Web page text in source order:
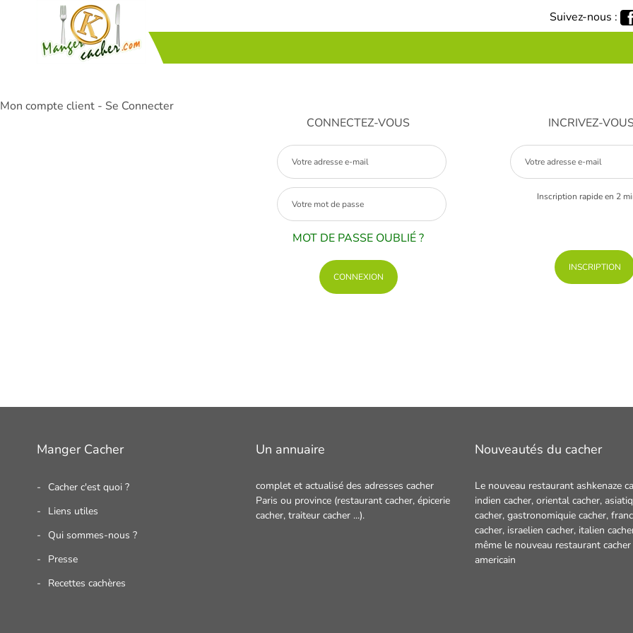
Suivez-nous :
Mon compte client - Se Connecter
CONNECTEZ-VOUS
MOT DE PASSE OUBLIÉ ?
INCRIVEZ-VOUS
Inscription rapide en 2
Manger Cacher
Cacher c'est quoi ?
Liens utiles
Qui sommes-nous ?
Presse
Recettes cachères
Un annuaire
complet et actualisé des adresses cacher
Paris ou province (restaurant cacher, épicerie
cacher, traiteur cacher ...).
Nouveautés du cacher
Le nouveau restaurant ashkenaze
indien cacher, oriental cacher,
cacher, gastronomiquie cacher,
cacher, israelien cacher, italien
même le nouveau restaurant cacher
americain